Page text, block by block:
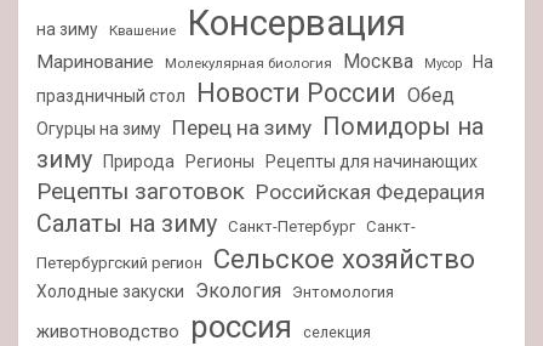
на зиму Квашение Консервация
Маринование Молекулярная биология Москва Мусор
На
праздничный стол
Новости России Обед
Огурцы на зиму Перец на зиму Помидоры на
зиму
Природа Регионы Рецепты для начинающих
Рецепты заготовок Российская Федерация
Салаты на зиму Санкт-Петербург Санкт-
Петербургский регион
Сельское хозяйство
Холодные закуски Экология Энтомология
животноводство россия селекция